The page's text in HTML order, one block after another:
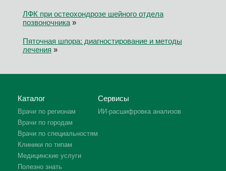
ЛФК при остеохондрозе шейного отдела
позвоночника»
Пяточная шпора: диагностирование и методы
лечения »
Каталог
Врачи по регионам
Врачи по городам
Врачи по специальностям
Клиники по типам
Медицинские услуги
Полезно знать
Сервисы
ИИ-расшифровка анализов